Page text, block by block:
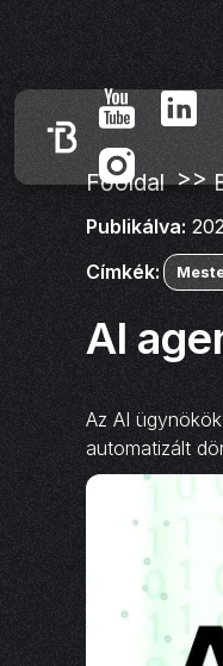
Főoldal >>
Publikálva:
Címkék:
AI
Az AI
automatizált